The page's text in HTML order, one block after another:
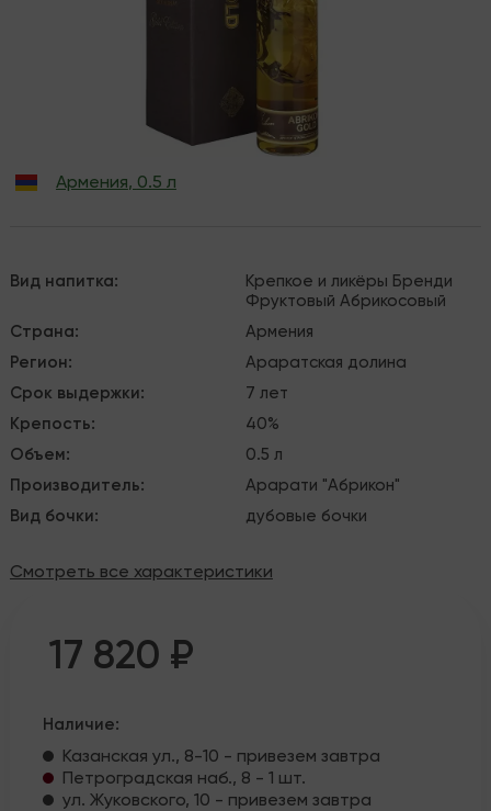
Армения, 0.5 л
Вид напитка: Крепкое и ликёры Бренди
Фруктовый Абрикосовый
Страна:
Армения
Регион:
Араратская долина
Срок выдержки:
7 лет
Крепость:
40%
Объем:
0.5 л
Производитель:
Арарати "Абрикон"
Вид бочки: дубовые бочки
Смотреть все характеристики
17 820 ₽
Наличие:
Казанская ул., 8-10 - привезем завтра
Петроградская наб., 8 - 1 шт.
ул. Жуковского, 10 - привезем завтра